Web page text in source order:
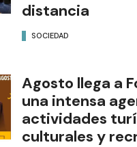
distancia
SOCIEDAD
Agosto llega a
una intensa
actividades
culturales y